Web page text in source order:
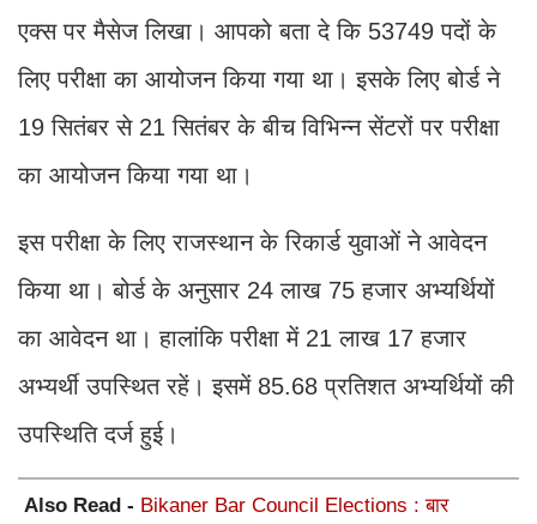
एक्स पर मैसेज लिखा। आपको बता दे कि 53749 पदों के
लिए परीक्षा का आयोजन किया गया था। इसके लिए बोर्ड ने
19 सितंबर से 21 सितंबर के बीच विभिन्न सेंटरों पर परीक्षा
का आयोजन किया गया था।
इस परीक्षा के लिए राजस्थान के रिकार्ड युवाओं ने आवेदन
किया था। बोर्ड के अनुसार 24 लाख 75 हजार अभ्यर्थियों
का आवेदन था। हालांकि परीक्षा में 21 लाख 17 हजार
अभ्यर्थी उपस्थित रहें। इसमें 85.68 प्रतिशत अभ्यर्थियों की
उपस्थिति दर्ज हुई।
Also Read - Bikaner Bar Council Elections : बार